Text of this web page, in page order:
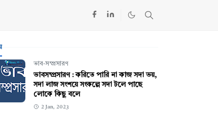
ভাব-সম্প্রসারণ
ভাবসম্প্রসারণ : করিতে পারি না কাজ সদা ভয়,
সদা লাজ সংশয়ে সংকল্পে সদা টলে পাছে
লোকে কিছু বলে
2 Jan, 2023